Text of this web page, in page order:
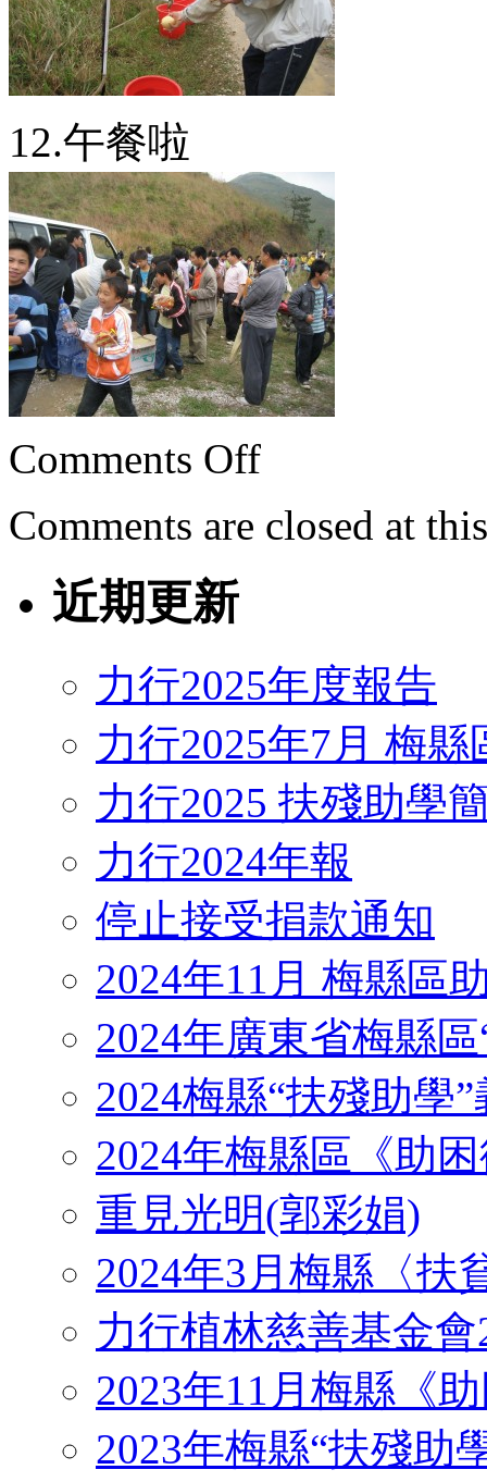
12.午餐啦
Comments Off
Comments are closed at
近期更新
力行2025年度報告
力行2025年7月 梅
力行2025 扶殘助學
力行2024年報
停止接受捐款通知
2024年11月 梅縣區
2024年廣東省梅縣
2024梅縣“扶殘助學
2024年梅縣區《助
重見光明(郭彩娟)
2024年3月梅縣〈扶
力行植林慈善基金
2023年11月梅縣《
2023年梅縣“扶殘助